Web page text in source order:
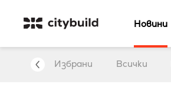
Новини
Избрани Всички